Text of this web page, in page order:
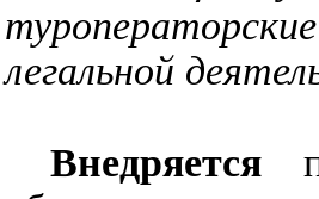
легальной
Внедряется